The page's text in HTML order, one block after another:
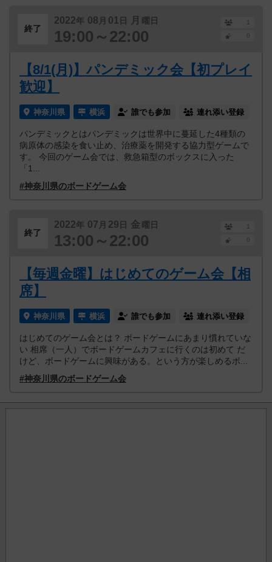
終了
2022年 08 月 01 日 月 曜日
19:00～22:00
1
0
【8/1(月)】パンデミック会【初プレイ
歓迎】
神奈川県 横浜 誰でも参加 連れ添い登録
パンデミックとはパンデミックは世界中に蔓延した4種類の
病原体の感染を食い止め、治療薬を開発する協力型ゲームで
す。 今回のゲーム会では、救急箱型のボックスに入った
「1...
#神奈川県のボードゲーム会
終了
2022年 07 月 29 日 金曜日
13:00～22:00
1
0
【毎週金曜】はじめてのゲーム会【相
席】
神奈川県 横浜 誰でも参加 連れ添い登録
はじめてのゲーム会とは？ ボードゲームにあまり慣れていな
い 相席（一人）でボードゲームカフェに行くのは初めて だ
けど、ボードゲームに興味がある。という方が楽しめるボ...
#神奈川県のボードゲーム会